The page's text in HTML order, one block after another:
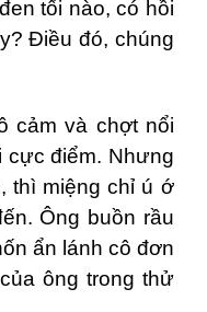
tối nào, có hồi
Điều đó, chúng
cảm và chợt nổi
cực điểm. Nhưng
thì miệng chỉ ú ớ
Ông buồn rầu
ẩn lánh cô đơn
ông trong thử